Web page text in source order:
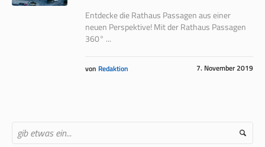
Entdecke die Rathaus Passagen aus einer
neuen Perspektive! Mit der Rathaus Passagen
360° ...
7. November 2019
von Redaktion